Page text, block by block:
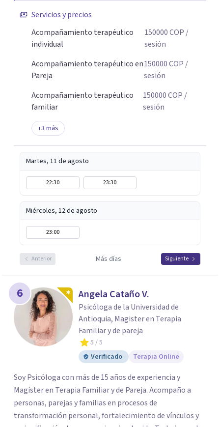
Servicios y precios
Acompañamiento terapéutico
individual
150000COP /
sesión
Acompañamiento terapéutico en
Pareja
150000COP /
sesión
Acompañamiento terapéutico
familiar
150000COP /
sesión
+3 más
Martes, 11 de agosto
22:30 23:30
Miércoles, 12 de agosto
23:00
Anterior Más días Siguiente
6 Angela Cataño V.
Psicóloga de la Universidad de
Antioquia, Magister en Terapia
Familiar y de pareja
5 / 5
Verificado
Terapia Online
Soy Psicóloga con más de 15 años de experiencia y
Magíster en Terapia Familiar y de Pareja. Acompaño a
personas, parejas y familias en procesos de
transformación personal, fortalecimiento de vínculos y